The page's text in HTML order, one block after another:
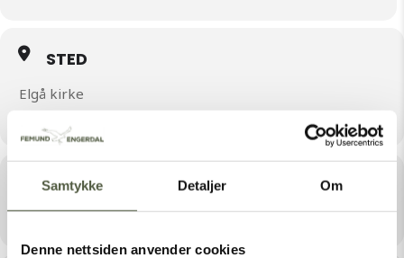
Samtykke Detaljer Om
Denne nettsiden anvender cookies
STED
Elgå kirke
Arrangør
ELGÅ MENIGHETSRÅD